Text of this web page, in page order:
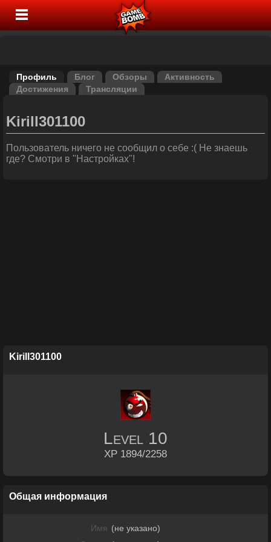
Профиль Блог Обзоры
Активность
Достижения
Трансляции
Kirill301100
Пользователь ничего не сообщил о себе :( Не знаешь
где? Смотри в "Настройках"!
Kirill301100
Level 10
XP 1894/2258
Общая информация
Имя (не указано)